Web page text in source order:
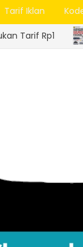
Tarif Iklan
BATU BARA